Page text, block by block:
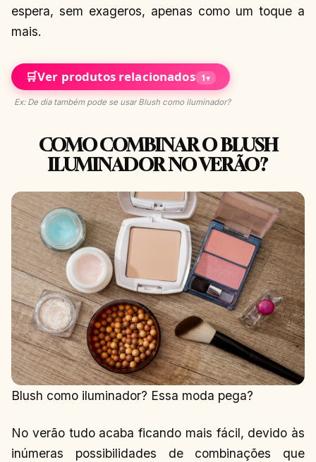
espera, sem exageros, apenas como um toque a
mais.
🛒Ver produtos relacionados 1▾
Ex: De dia também pode se usar Blush como iluminador?
COMO COMBINAR O BLUSH
ILUMINADOR NO VERÃO?
Blush como iluminador? Essa moda pega?
No verão tudo acaba ficando mais fácil, devido às
inúmeras possibilidades de combinações que